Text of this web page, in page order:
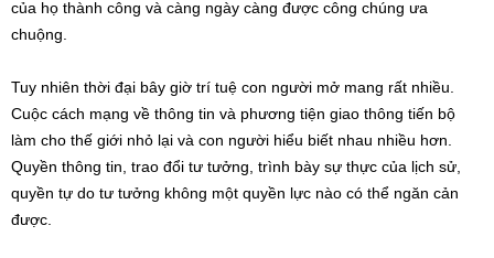
của họ thành công và càng ngày càng được công chúng ưa
chuộng.
Tuy nhiên thời đại bây giờ trí tuệ con người mở mang rất nhiều.
Cuộc cách mạng về thông tin và phương tiện giao thông tiến bộ
làm cho thế giới nhỏ lại và con người hiểu biết nhau nhiều hơn.
Quyền thông tin, trao đổi tư tưởng, trình bày sự thực của lịch sử,
quyền tự do tư tưởng không một quyền lực nào có thể ngăn cản
được.